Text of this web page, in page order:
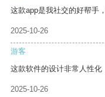
这款app是我社交的好帮手
2025-10-26
游客
这款软件的设计非常人性化
2025-10-26